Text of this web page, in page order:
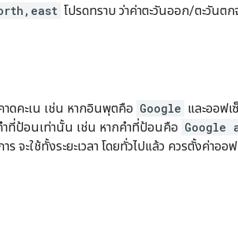
โปรดทราบ ว่าค่าตะวันออก/ตะวันต
ดคะเน เช่น หากอินพุตคือ Google และออฟเ
ที่ป้อนเท่านั้น เช่น หากคำที่ป้อนคือ Google
ร จะใช้ทั้งระยะเวลา โดยทั่วไปแล้ว ควรตั้งค่าอ